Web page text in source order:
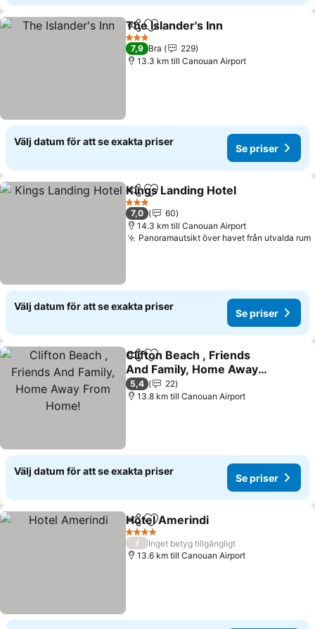
Dela Lägg till i Mina Favoriter
The Islander's Inn
3 Stjärnor
7,9 Bra
229
13.3 km till Canouan Airport
Välj datum för att se exakta priser
Se priser
Dela Lägg till i Mina Favoriter
Kings Landing Hotel
3 Stjärnor
7,0
60
14.3 km till Canouan Airport
Panoramautsikt över havet från utvalda rum
Välj datum för att se exakta priser
Se priser
Dela Lägg till i Mina Favoriter
Clifton Beach , Friends
And Family, Home Away
From Home!
5,4
22
13.8 km till Canouan Airport
Välj datum för att se exakta priser
Se priser
Dela Lägg till i Mina Favoriter
Hotel Amerindi
4 Stjärnor
/
Inget betyg tillgängligt
13.6 km till Canouan Airport